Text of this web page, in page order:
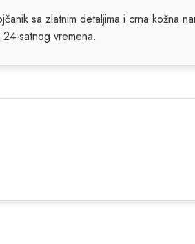
sa zlatnim detaljima i crna kožna
satnog vremena.